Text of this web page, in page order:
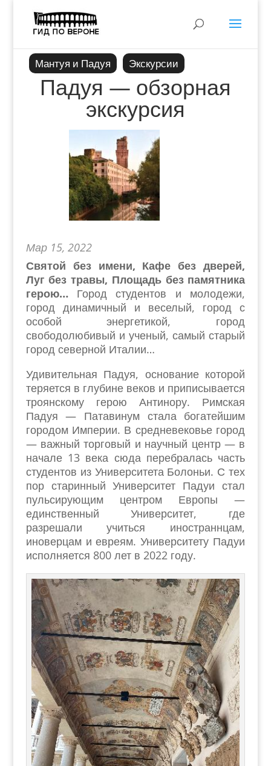
Мантуя и Падуя Экскурсии
Падуя — обзорная
экскурсия
Мар 15, 2022
Святой без имени, Кафе без дверей,
Луг без травы, Площадь без памятника
герою… Город студентов и молодежи,
город динамичный и веселый, город с
особой энергетикой, город
свободолюбивый и ученый, самый старый
город северной Италии…
Удивительная Падуя, основание которой
теряется в глубине веков и приписывается
троянскому герою Антинору. Римская
Падуя — Патавинум стала богатейшим
городом Империи. В средневековье город
— важный торговый и научный центр — в
начале 13 века сюда перебралась часть
студентов из Университета Болоньи. С тех
пор старинный Университет Падуи стал
пульсирующим центром Европы —
единственный Университет, где
разрешали учиться иностраннцам,
иноверцам и евреям. Университету Падуи
исполняется 800 лет в 2022 году.